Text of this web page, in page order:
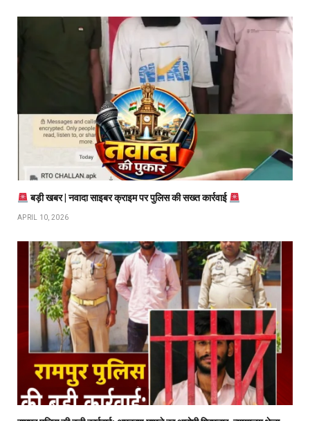
बड़ी खबर | नवादा साइबर क्राइम पर पुलिस की सख्त कार्रवाई
APRIL 10, 2026